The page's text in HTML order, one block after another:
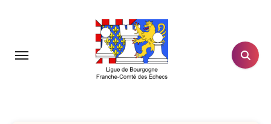
principal